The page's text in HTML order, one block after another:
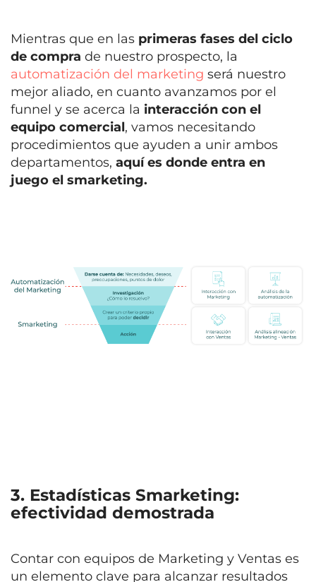
Mientras que en las primeras fases del ciclo
de compra de nuestro prospecto, la
automatización del marketing será nuestro
mejor aliado, en cuanto avanzamos por el
funnel y se acerca la interacción con el
equipo comercial, vamos necesitando
procedimientos que ayuden a unir ambos
departamentos, aquí es donde entra en
juego el smarketing.
3. Estadísticas Smarketing:
efectividad demostrada
Contar con equipos de Marketing y Ventas es
un elemento clave para alcanzar resultados